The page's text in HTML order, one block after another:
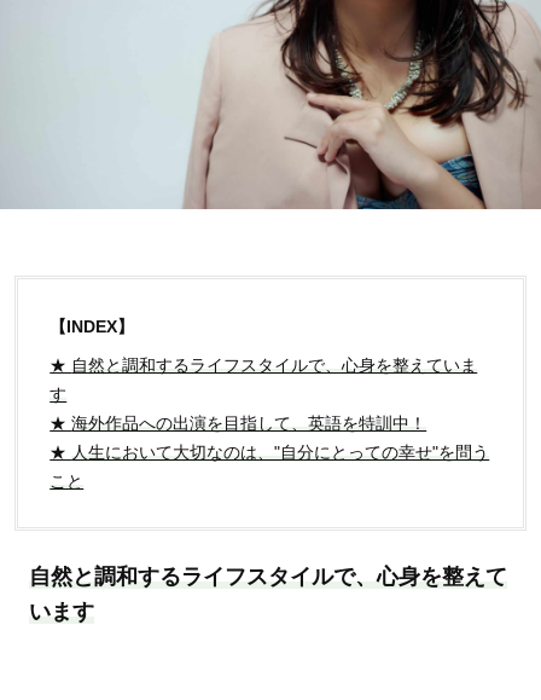
【INDEX】
★ 自然と調和するライフスタイルで、心身を整えていま
す
★海外作品への出演を目指して、英語を特訓中！
★ 人生において大切なのは、"自分にとっての幸せ"を問う
こと
自然と調和するライフスタイルで、心身を整えて
います